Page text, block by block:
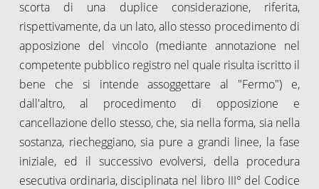
scorta di una duplice considerazione, riferita,
rispettivamente, da un lato, allo stesso procedimento di
apposizione del vincolo (mediante annotazione nel
competente pubblico registro nel quale risulta iscritto il
bene che si intende assoggettare al "Fermo") e,
dall'altro, al procedimento di opposizione e
cancellazione dello stesso, che, sia nella forma, sia nella
sostanza, riecheggiano, sia pure a grandi linee, la fase
iniziale, ed il successivo evolversi, della procedura
esecutiva ordinaria, disciplinata nel libro III° del Codice